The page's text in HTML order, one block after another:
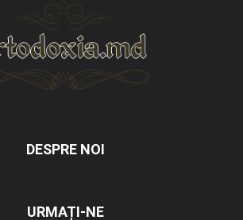
DESPRE NOI
URMAȚI-NE